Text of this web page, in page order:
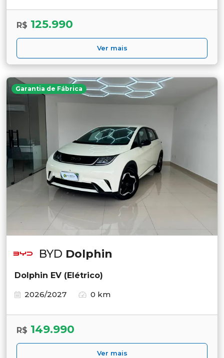
R$ 125.990
Ver mais
Garantia de Fábrica
BYD Dolphin
Dolphin EV (Elétrico)
2026/2027
0 km
R$ 149.990
Ver mais